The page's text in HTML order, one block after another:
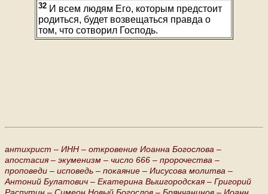
32 И всем людям Его, которым предстоит
родиться, будет возвещаться правда о
том, что сотворил Господь.
антихрист – ИНН – откровение Иоанна Богослова –
апостасия – экуменизм – число 666 – пророчества –
проповеди – исповедь – покаяние – Иисусова молитва –
Антоний Булатович – Екатерина Вышгородская – Григорий